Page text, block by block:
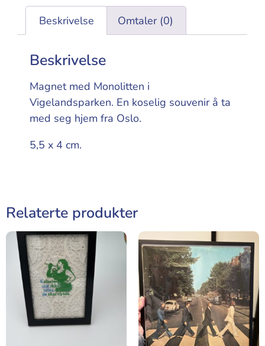
Beskrivelse Omtaler (0)
Beskrivelse
Magnet med Monolitten i
Vigelandsparken. En koselig souvenir å ta
med seg hjem fra Oslo.
5,5 x 4 cm.
Relaterte produkter